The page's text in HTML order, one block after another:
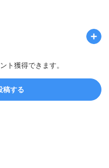
ト獲得できます。
稿する